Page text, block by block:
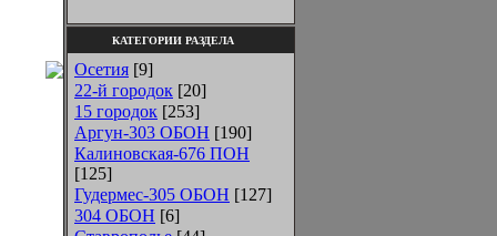
КАТЕГОРИИ РАЗДЕЛА
Осетия [9]
22-й городок [20]
15 городок [253]
Аргун-303 ОБОН [190]
Калиновская-676 ПОН
[125]
Гудермес-305 ОБОН [127]
304 ОБОН [6]